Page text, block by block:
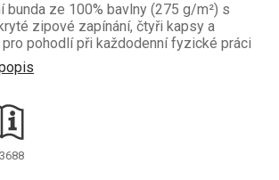
bunda ze 100% bavlny (275 g/m²) s
zipové zapínání, čtyři kapsy a
pohodlí při každodenní fyzické práci